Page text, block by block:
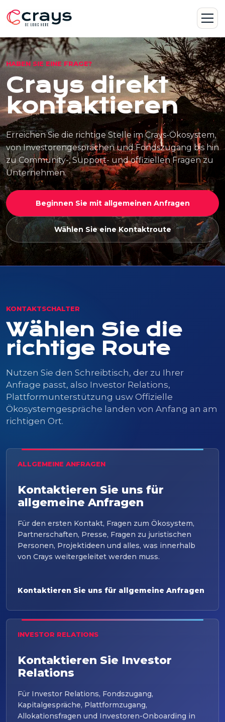
HABEN SIE EINE FRAGE?
Crays direkt
kontaktieren
Erreichen Sie die richtige Stelle im Crays-Ökosystem,
von Investorengesprächen und Fondszugang bis hin
zu Community-, Support- und offiziellen Fragen zu
Unternehmen.
Beginnen Sie mit allgemeinen Anfragen
Wählen Sie eine Kontaktroute
KONTAKTSCHALTER
Wählen Sie die
richtige Route
Nutzen Sie den Schreibtisch, der zu Ihrer
Anfrage passt, also Investor Relations,
Plattformunterstützung usw Offizielle
Ökosystemgespräche landen von Anfang an am
richtigen Ort.
ALLGEMEINE ANFRAGEN
Kontaktieren Sie uns für
allgemeine Anfragen
Für den ersten Kontakt, Fragen zum Ökosystem,
Partnerschaften, Presse, Fragen zu juristischen
Personen, Projektideen und alles, was innerhalb
von Crays weitergeleitet werden muss.
Kontaktieren Sie uns für allgemeine Anfragen
INVESTOR RELATIONS
Kontaktieren Sie Investor
Relations
Für Investor Relations, Fondszugang,
Kapitalgespräche, Plattformzugang,
Allokationsfragen und Investoren-Onboarding in